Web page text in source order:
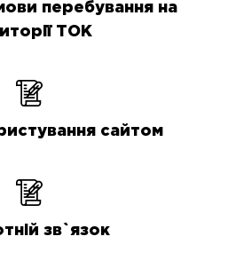
перебування на
ТОК
сайтом
зв`язок